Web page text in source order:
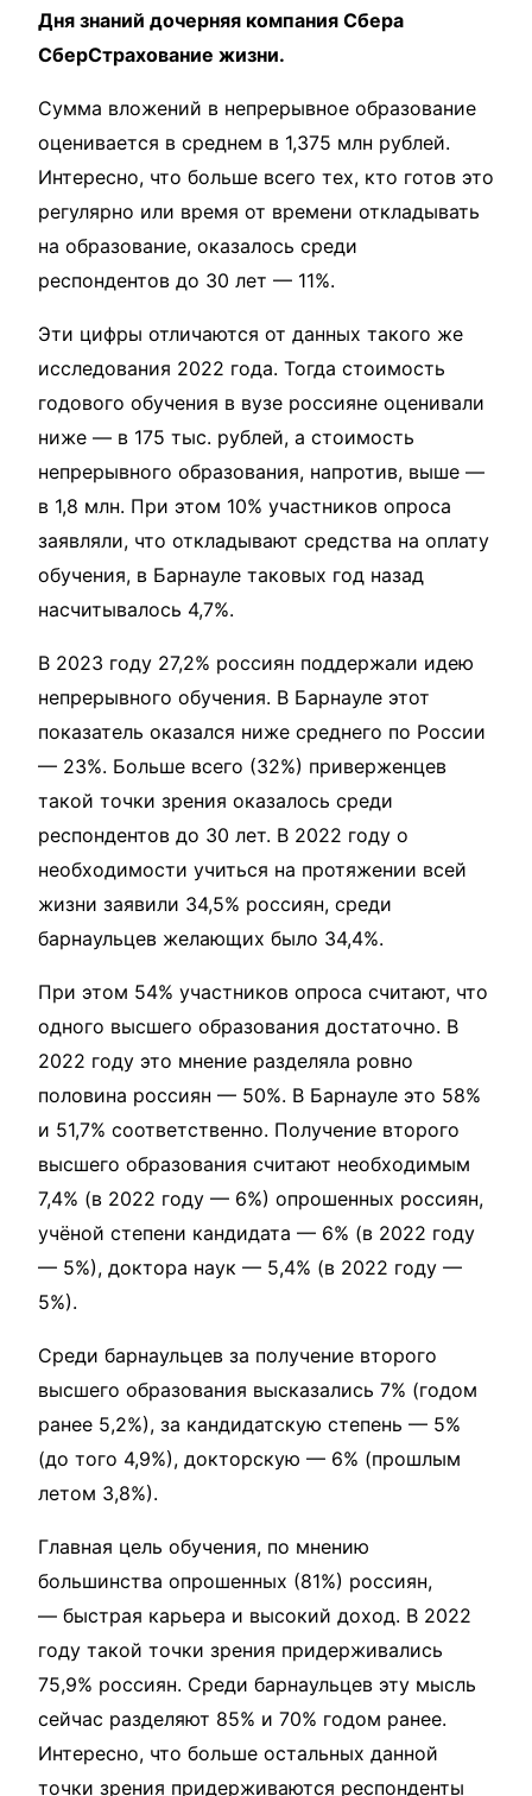
Дня знаний дочерняя компания Сбера
СберСтрахование жизни.
Сумма вложений в непрерывное образование
оценивается в среднем в 1,375 млн рублей.
Интересно, что больше всего тех, кто готов это
регулярно или время от времени откладывать
на образование, оказалось среди
респондентов до 30 лет — 11%.
Эти цифры отличаются от данных такого же
исследования 2022 года. Тогда стоимость
годового обучения в вузе россияне оценивали
ниже — в 175 тыс. рублей, а стоимость
непрерывного образования, напротив, выше —
в 1,8 млн. При этом 10% участников опроса
заявляли, что откладывают средства на оплату
обучения, в Барнауле таковых год назад
насчитывалось 4,7%.
В 2023 году 27,2% россиян поддержали идею
непрерывного обучения. В Барнауле этот
показатель оказался ниже среднего по России
— 23%. Больше всего (32%) приверженцев
такой точки зрения оказалось среди
респондентов до 30 лет. В 2022 году о
необходимости учиться на протяжении всей
жизни заявили 34,5% россиян, среди
барнаульцев желающих было 34,4%.
При этом 54% участников опроса считают, что
одного высшего образования достаточно. В
2022 году это мнение разделяла ровно
половина россиян — 50%. В Барнауле это 58%
и 51,7% соответственно. Получение второго
высшего образования считают необходимым
7,4% (в 2022 году — 6%) опрошенных россиян,
учёной степени кандидата — 6% (в 2022 году
— 5%), доктора наук — 5,4% (в 2022 году —
5%).
Среди барнаульцев за получение второго
высшего образования высказались 7% (годом
ранее 5,2%), за кандидатскую степень — 5%
(до того 4,9%), докторскую — 6% (прошлым
летом 3,8%).
Главная цель обучения, по мнению
большинства опрошенных (81%) россиян,
— быстрая карьера и высокий доход. В 2022
году такой точки зрения придерживались
75,9% россиян. Среди барнаульцев эту мысль
сейчас разделяют 85% и 70% годом ранее.
Интересно, что больше остальных данной
точки зрения придерживаются респонденты